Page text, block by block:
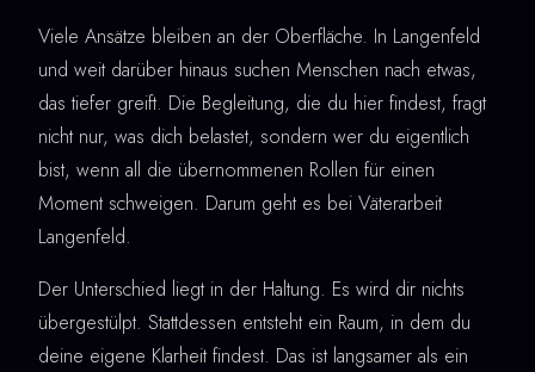
Viele Ansätze bleiben an der Oberfläche. In Langenfeld
und weit darüber hinaus suchen Menschen nach etwas,
das tiefer greift. Die Begleitung, die du hier findest, fragt
nicht nur, was dich belastet, sondern wer du eigentlich
bist, wenn all die übernommenen Rollen für einen
Moment schweigen. Darum geht es bei Väterarbeit
Langenfeld.
Der Unterschied liegt in der Haltung. Es wird dir nichts
übergestülpt. Stattdessen entsteht ein Raum, in dem du
deine eigene Klarheit findest. Das ist langsamer als ein